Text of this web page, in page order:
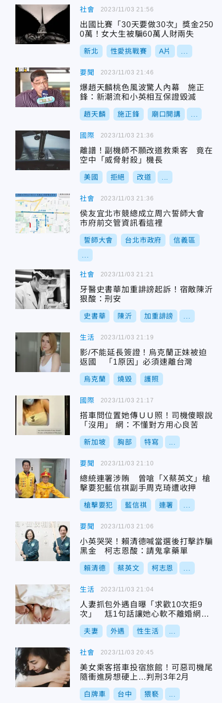
社會
出國比賽「30天要做30次」獎金250
0萬！女大生被騙60萬人財兩失
新北 性愛挑戰賽 A片
2023/11/03 21:56
要聞
爆趙天麟桃色風波驚人內幕 施正
鋒：新潮流和小英相互保證毀滅
趙天麟 施正鋒 廟口開講
2023/11/03 21:46
國際
離譜！副機師不願改道救乘客 竟在
空中「威脅射殺」機長
美國 拒絕 改道
2023/11/03 21:36
社會
侯友宜北市競總成立周六誓師大會
市府前交管資訊看這裡
誓師大會 台北市政府 信義區
2023/11/03 21:36
社會
牙醫史書華加重誹謗起訴！宿敵陳沂
狠酸：刑安
史書華 陳沂 加重誹謗
2023/11/03 21:21
生活
影/不能延長簽證！烏克蘭正妹被迫
返國 「1原因」必須速離台灣
烏克蘭 燒毀 護照
2023/11/03 21:19
國際
搭車問位置她傳ＵＵ照！司機傻眼說
「沒用」 網：不懂對方用心良苦
新加坡 胸部 特寫
2023/11/03 21:17
要聞
總統連署涉賄 曾嗆「X蔡英文」槍
擊要犯藍信祺副手周克琦遭收押
槍擊要犯 藍信祺 連署
2023/11/03 21:10
要聞
小英哭哭！賴清德喊當選後打擊詐騙
黑金 柯志恩酸：請鬼拿藥單
賴清德 蔡英文 柯志恩
2023/11/03 21:06
生活
人妻抓包外遇自曝「求歡10次拒9
次」 尪1句話讓她心軟不離婚網
嘆：你們很配
夫妻 外遇 性生活
2023/11/03 21:04
社會
美女乘客搭車投宿旅館！可惡司機尾
隨衝進房想硬上…判刑3年2月
白牌車 台中 猥褻
2023/11/03 20:45